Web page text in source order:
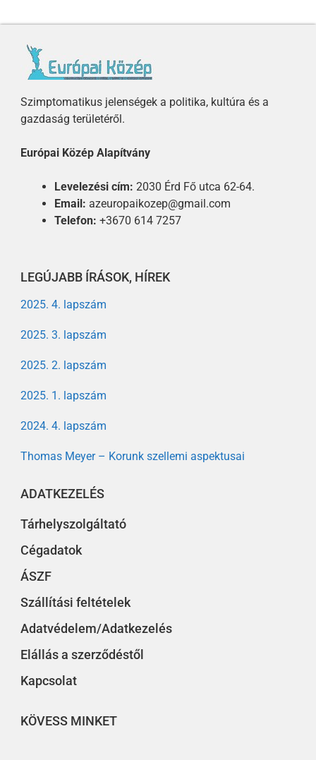
Szimptomatikus jelenségek a politika, kultúra és a
gazdaság területéről.
Európai Közép Alapítvány
Levelezési cím: 2030 Érd Fő utca 62-64.
Email: azeuropaikozep@gmail.com
Telefon: +3670 614 7257
LEGÚJABB ÍRÁSOK, HÍREK
2025. 4. lapszám
2025. 3. lapszám
2025. 2. lapszám
2025. 1. lapszám
2024. 4. lapszám
Thomas Meyer – Korunk szellemi aspektusai
ADATKEZELÉS
Tárhelyszolgáltató
Cégadatok
ÁSZF
Szállítási feltételek
Adatvédelem/Adatkezelés
Elállás a szerződéstől
Kapcsolat
KÖVESS MINKET